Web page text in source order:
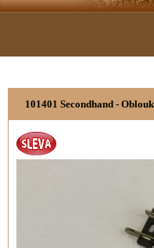
101401 Secondhand -